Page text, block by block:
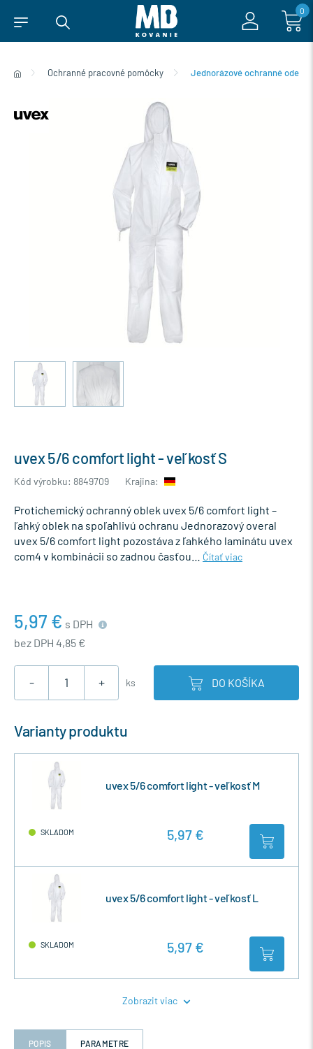
0
Ochranné pracovné pomôcky Jednorázové ochranné odevy
uvex 5/6 comfort light - veľkosť S
Kód výrobku: 8849709 Krajina:
Protichemický ochranný oblek uvex 5/6 comfort light –
ľahký oblek na spoľahlivú ochranu Jednorazový overal
uvex 5/6 comfort light pozostáva z ľahkého laminátu uvex
com4 v kombinácii so zadnou časťou…
Čítať viac
5,97 € s DPH
bez DPH 4,85 €
- + ks DO KOŠÍKA
Varianty produktu
uvex 5/6 comfort light - veľkosť M
SKLADOM 5,97 €
uvex 5/6 comfort light - veľkosť L
SKLADOM 5,97 €
Zobrazit viac
POPIS PARAMETRE